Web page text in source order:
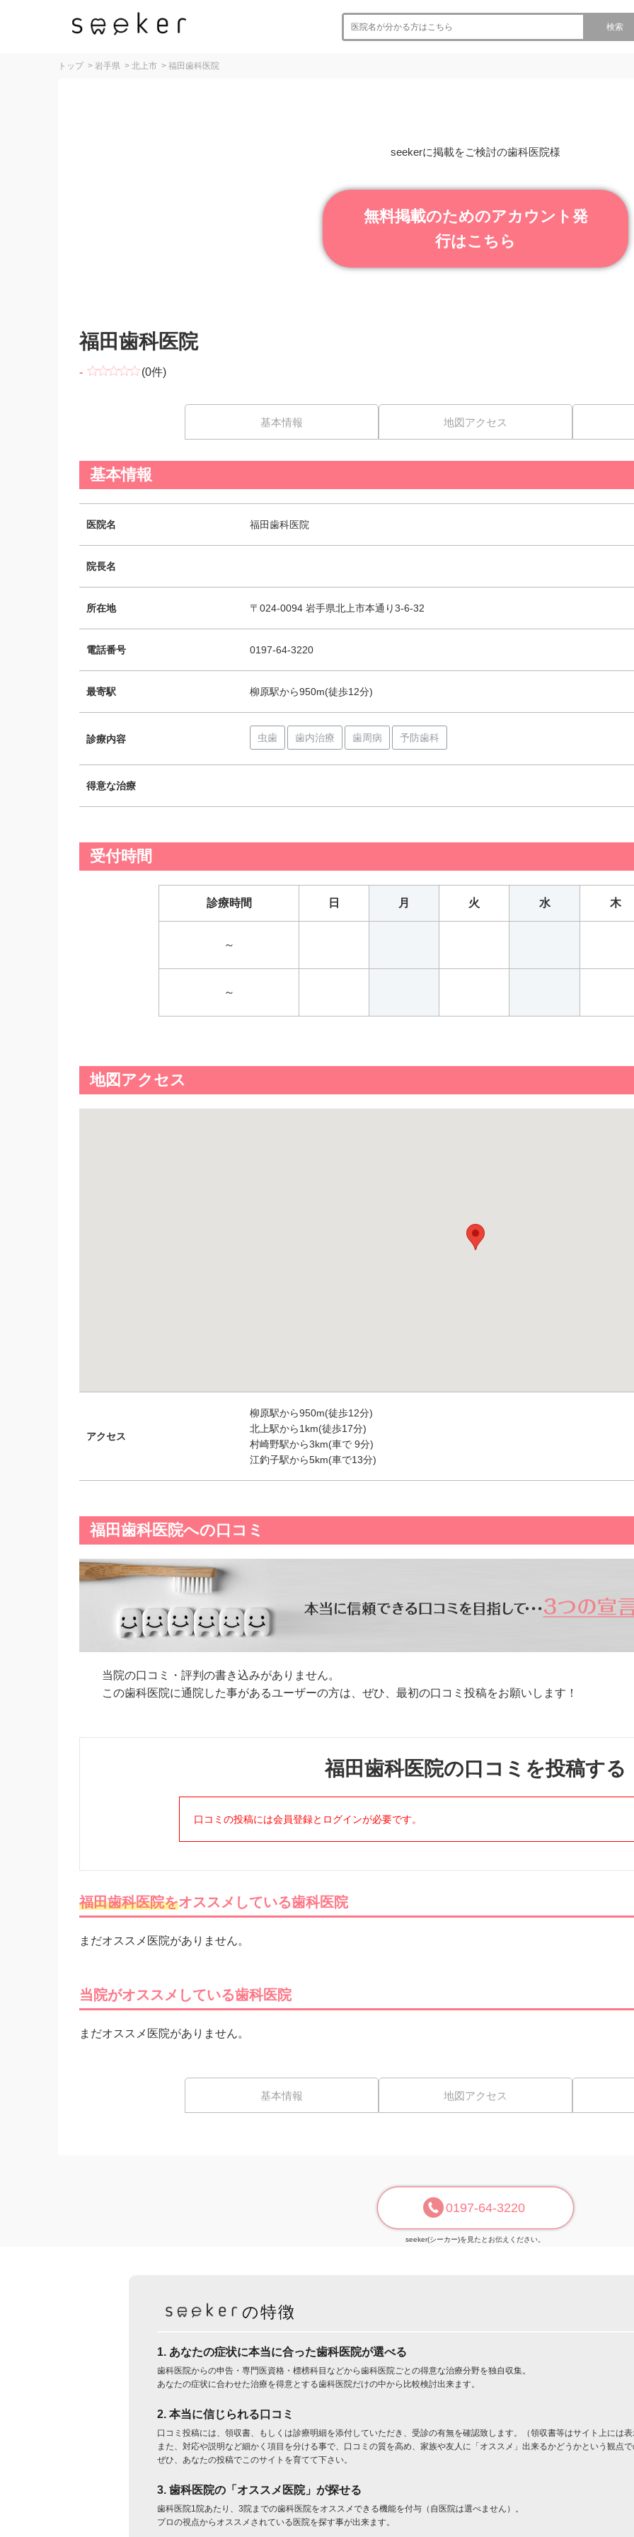
検索
トップ > 岩手県 > 北上市 > 福田歯科医院
seekerに掲載をご検討の歯科医院様
無料掲載のためのアカウント発
行はこちら
福田歯科医院
- (0件)
基本情報 地図アクセス
基本情報
医院名 福田歯科医院
院長名
所在地 〒024-0094 岩手県北上市本通り3-6-32
電話番号 0197-64-3220
最寄駅 柳原駅から950m(徒歩12分)
診療内容 虫歯 歯内治療 歯周病 予防歯科
得意な治療
受付時間
診療時間 日 月 火 水 木
～
～
地図アクセス
アクセス
柳原駅から950m(徒歩12分)
北上駅から1km(徒歩17分)
村崎野駅から3km(車で 9分)
江釣子駅から5km(車で13分)
福田歯科医院への口コミ
当院の口コミ・評判の書き込みがありません。
この歯科医院に通院した事があるユーザーの方は、ぜひ、最初の口コミ投稿をお願いします！
福田歯科医院の口コミを投稿する
口コミの投稿には会員登録とログインが必要です。
福田歯科医院をオススメしている歯科医院
まだオススメ医院がありません。
当院がオススメしている歯科医院
まだオススメ医院がありません。
基本情報 地図アクセス
0197-64-3220
seeker(シーカー)を見たとお伝えください。
の特徴
1. あなたの症状に本当に合った歯科医院が選べる
歯科医院からの申告・専門医資格・標榜科目などから歯科医院ごとの得意な治療分野を独自収集。
あなたの症状に合わせた治療を得意とする歯科医院だけの中から比較検討出来ます。
2. 本当に信じられる口コミ
口コミ投稿には、領収書、もしくは診療明細を添付していただき、受診の有無を確認致します。（領収書等はサイト上には
また、対応や説明など細かく項目を分ける事で、口コミの質を高め、家族や友人に「オススメ」出来るかどうかという観点
ぜひ、あなたの投稿でこのサイトを育てて下さい。
3. 歯科医院の「オススメ医院」が探せる
歯科医院1院あたり、3院までの歯科医院をオススメできる機能を付与（自医院は選べません）。
プロの視点からオススメされている医院を探す事が出来ます。